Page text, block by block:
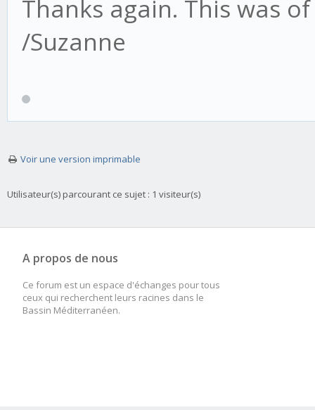
Thanks again. This was
/Suzanne
Voir une version imprimable
Utilisateur(s) parcourant ce sujet : 1 visiteur(s)
A propos de nous
Ce forum est un espace d'échanges pour tous
ceux qui recherchent leurs racines dans le
Bassin Méditerranéen.